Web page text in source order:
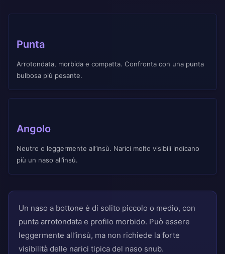
Punta
Arrotondata, morbida e compatta. Confronta con una punta
bulbosa più pesante.
Angolo
Neutro o leggermente all’insù. Narici molto visibili indicano
più un naso all’insù.
Un naso a bottone è di solito piccolo o medio, con
punta arrotondata e profilo morbido. Può essere
leggermente all’insù, ma non richiede la forte
visibilità delle narici tipica del naso snub.